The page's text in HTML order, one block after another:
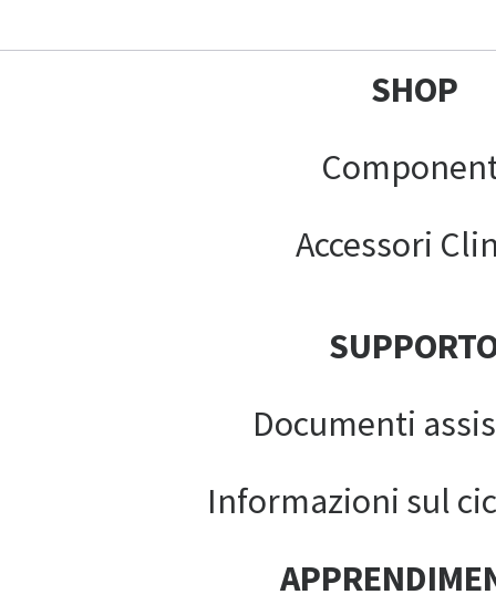
SHOP
Accessori
Documenti
Informazioni sul